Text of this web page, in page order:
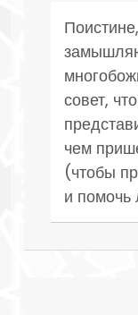
совет,
чем
(чтобы
и